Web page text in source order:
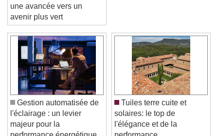
Video Player is loading.
Play Video
Play
Skip Backward
Skip Forward
Unmute
Current Time0:00
/
Duration-:-
Loaded
Stream TypeLIVE
une avancée vers un
avenir plus vert
Gestion automatisée de
l'éclairage : un levier
majeur pour la
Tuiles terre cuite et
solaires: le top de
l'élégance et de la